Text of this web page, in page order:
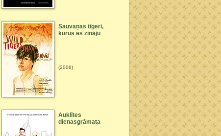
Sauvaņas tīgeri,
kurus es zināju
(2006)
Auklītes
dienasgrāmata